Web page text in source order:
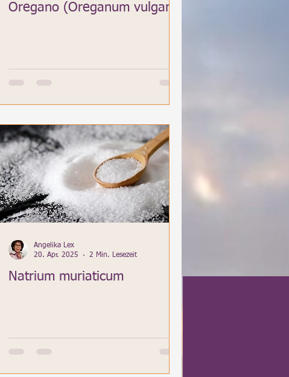
Oregano (Oreganum vulgare)
Natrium muriaticum
Angelika Lex
20. Apr. 2025
2 Min. Lesezeit